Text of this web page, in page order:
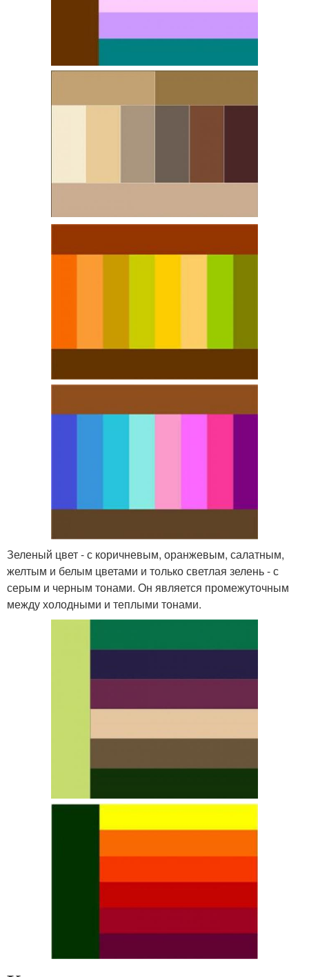
Зеленый цвет - с коричневым, оранжевым, салатным,
желтым и белым цветами и только светлая зелень - с
серым и черным тонами. Он является промежуточным
между холодными и теплыми тонами.